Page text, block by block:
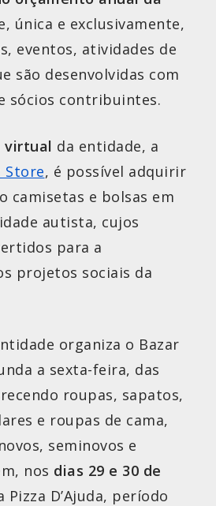
única e exclusivamente,
eventos, atividades de
são desenvolvidas com
sócios contribuintes.
virtual da entidade, a
Store, é possível adquirir
camisetas e bolsas em
autista, cujos
para a
projetos sociais da
organiza o Bazar
a sexta-feira, das
roupas, sapatos,
e roupas de cama,
seminovos e
nos dias 29 e 30 de
Pizza D’Ajuda, período